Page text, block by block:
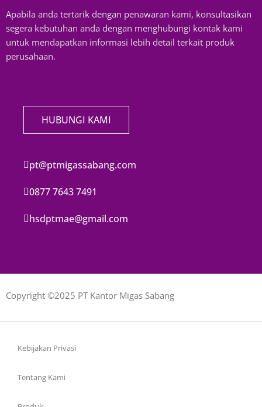
Apabila anda tertarik dengan penawaran kami, konsultasikan
segera kebutuhan anda dengan menghubungi kontak kami
untuk mendapatkan informasi lebih detail terkait produk
perusahaan.
HUBUNGI KAMI
pt@ptmigassabang.com
0877 7643 7491
hsdptmae@gmail.com
Copyright ©2025 PT Kantor Migas Sabang
Kebijakan Privasi
Tentang Kami